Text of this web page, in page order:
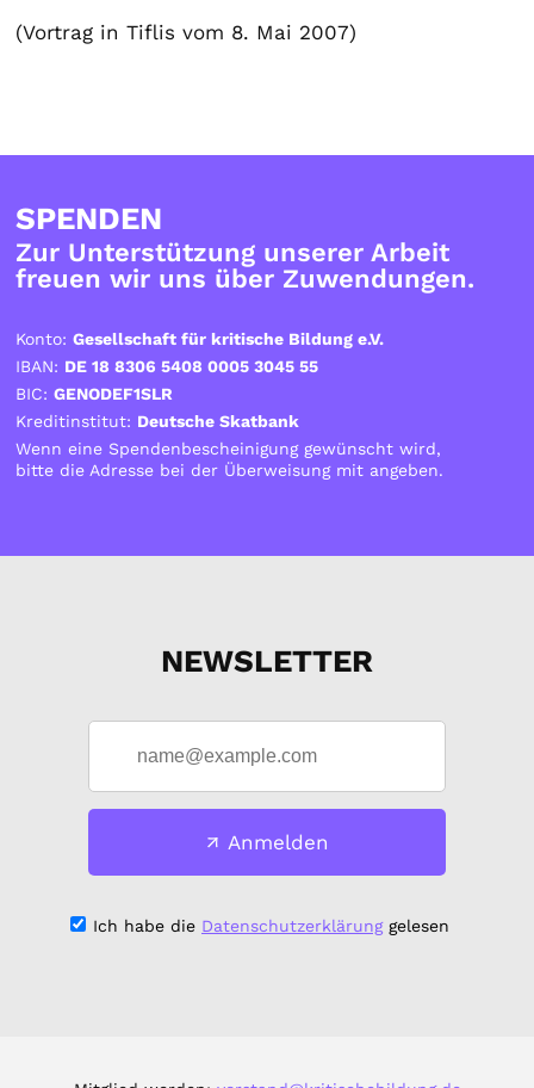
(Vortrag in Tiflis vom 8. Mai 2007)
SPENDEN
Zur Unterstützung unserer Arbeit
freuen wir uns über Zuwendungen.
Konto:Gesellschaft für kritische Bildung e.V.
IBAN: DE 18 8306 5408 0005 3045 55
BIC:GENODEF1SLR
Kreditinstitut: Deutsche Skatbank
Wenn eine Spendenbescheinigung gewünscht wird,
bitte die Adresse bei der Überweisung mit angeben.
NEWSLETTER
Anmelden
Ich habe die Datenschutzerklärunggelesen